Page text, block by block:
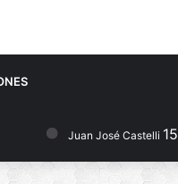
Juan José Castelli 15